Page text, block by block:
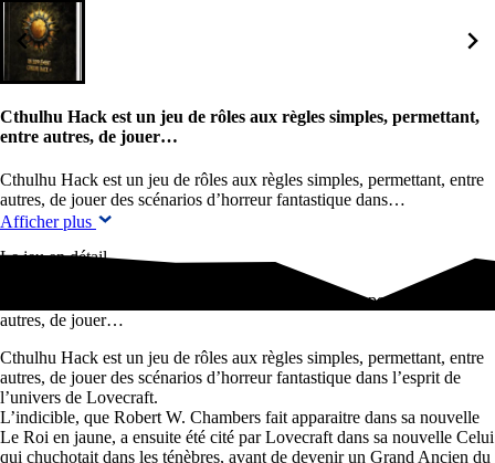
Cthulhu Hack est un jeu de rôles aux règles simples, permettant,
entre autres, de jouer…
Cthulhu Hack est un jeu de rôles aux règles simples, permettant, entre
autres, de jouer des scénarios d’horreur fantastique dans…
Afficher plus
Le jeu en détail
Cthulhu Hack est un jeu de rôles aux règles simples, permettant, entre
autres, de jouer…
Cthulhu Hack est un jeu de rôles aux règles simples, permettant, entre
autres, de jouer des scénarios d’horreur fantastique dans l’esprit de
l’univers de Lovecraft.
L’indicible, que Robert W. Chambers fait apparaitre dans sa nouvelle
Le Roi en jaune, a ensuite été cité par Lovecraft dans sa nouvelle Celui
qui chuchotait dans les ténèbres, avant de devenir un Grand Ancien du